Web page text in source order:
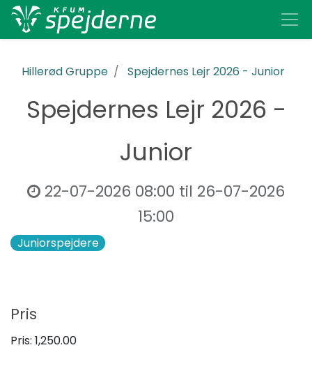
Hillerød Gruppe Spejdernes Lejr 2026 - Junior
Spejdernes Lejr 2026 -
Junior
22-07-2026 08:00 til 26-07-2026
15:00
Juniorspejdere
Pris
Pris: 1,250.00